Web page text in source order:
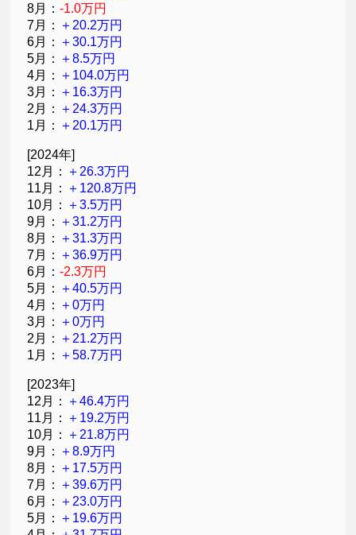
8月：-1.0万円
7月： ＋20.2万円
6月： ＋30.1万円
5月： ＋8.5万円
4月： ＋104.0万円
3月： ＋16.3万円
2月： ＋24.3万円
1月： ＋20.1万円
[2024年]
12月： ＋26.3万円
11月： ＋120.8万円
10月： ＋3.5万円
9月： ＋31.2万円
8月： ＋31.3万円
7月： ＋36.9万円
6月：-2.3万円
5月： ＋40.5万円
4月： ＋0万円
3月： ＋0万円
2月： ＋21.2万円
1月： ＋58.7万円
[2023年]
12月： ＋46.4万円
11月： ＋19.2万円
10月： ＋21.8万円
9月： ＋8.9万円
8月： ＋17.5万円
7月： ＋39.6万円
6月： ＋23.0万円
5月： ＋19.6万円